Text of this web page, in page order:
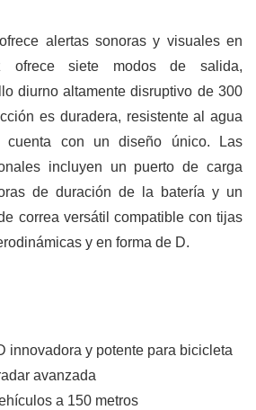
alertas sonoras y visuales en
ofrece siete modos de salida,
diurno altamente disruptivo de 300
es duradera, resistente al agua
cuenta con un diseño único. Las
incluyen un puerto de carga
de duración de la batería y un
correa versátil compatible con tijas
y en forma de D.
innovadora y potente para bicicleta
avanzada
a 150 metros